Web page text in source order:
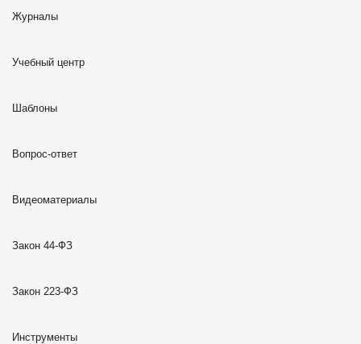
Журналы
Учебный центр
Шаблоны
Вопрос-ответ
Видеоматериалы
Закон 44-ФЗ
Закон 223-ФЗ
Инструменты